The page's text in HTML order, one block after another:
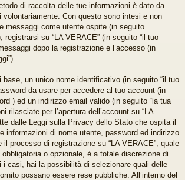
di raccolta delle tue informazioni è dato da
Con questo sono intesi e non
messaggi come utente ospite (in seguito
registrarsi su “LA VERACE” (in seguito “il tuo
dopo la registrazione e l’accesso (in
base, un unico nome identificativo (in seguito “il tuo
da usare per accedere al tuo account (in
ed un indirizzo email valido (in seguito “la tua
rilasciate per l’apertura dell’account su “LA
dalle Leggi sulla Privacy dello Stato che ospita il
informazioni di nome utente, password ed indirizzo
processo di registrazione su “LA VERACE”, quale
o opzionale, è a totale discrezione di
i casi, hai la possibilità di selezionare quali delle
possano essere rese pubbliche. All’interno del